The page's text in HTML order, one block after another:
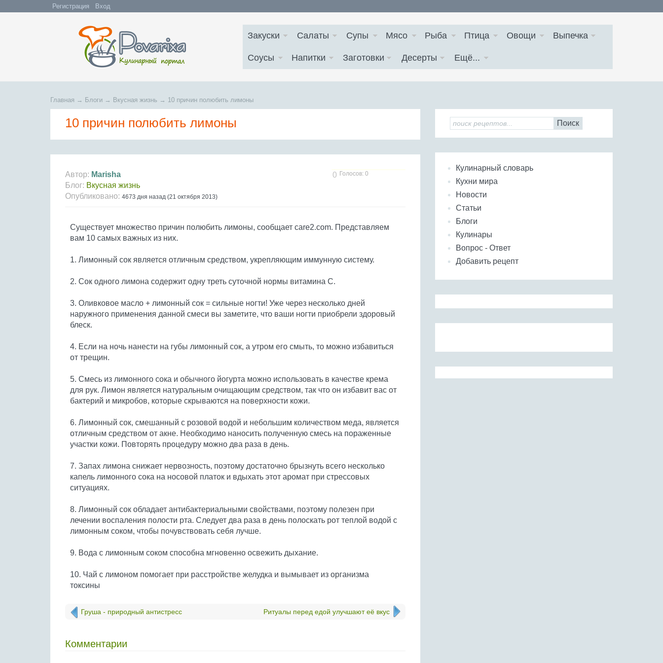
Регистрация Вход
Закуски Салаты Супы Мясо Рыба Птица Овощи Выпечка
Соусы Напитки Заготовки Десерты Ещё...
Главная → Блоги → Вкусная жизнь → 10 причин полюбить лимоны
10 причин полюбить лимоны
Автор: Marisha
Блог: Вкусная жизнь
Опубликовано: 4673 дня назад (21 октября 2013)
0 Голосов: 0
Существует множество причин полюбить лимоны, сообщает care2.com. Представляем
вам 10 самых важных из них.
1. Лимонный сок является отличным средством, укрепляющим иммунную систему.
2. Сок одного лимона содержит одну треть суточной нормы витамина С.
3. Оливковое масло + лимонный сок = сильные ногти! Уже через несколько дней
наружного применения данной смеси вы заметите, что ваши ногти приобрели здоровый
блеск.
4. Если на ночь нанести на губы лимонный сок, а утром его смыть, то можно избавиться
от трещин.
5. Смесь из лимонного сока и обычного йогурта можно использовать в качестве крема
для рук. Лимон является натуральным очищающим средством, так что он избавит вас от
бактерий и микробов, которые скрываются на поверхности кожи.
6. Лимонный сок, смешанный с розовой водой и небольшим количеством меда, является
отличным средством от акне. Необходимо наносить полученную смесь на пораженные
участки кожи. Повторять процедуру можно два раза в день.
7. Запах лимона снижает нервозность, поэтому достаточно брызнуть всего несколько
капель лимонного сока на носовой платок и вдыхать этот аромат при стрессовых
ситуациях.
8. Лимонный сок обладает антибактериальными свойствами, поэтому полезен при
лечении воспаления полости рта. Следует два раза в день полоскать рот теплой водой с
лимонным соком, чтобы почувствовать себя лучше.
9. Вода с лимонным соком способна мгновенно освежить дыхание.
10. Чай с лимоном помогает при расстройстве желудка и вымывает из организма
токсины
Груша - природный антистресс Ритуалы перед едой улучшают её вкус
Комментарии
Поиск
Кулинарный словарь
Кухни мира
Новости
Статьи
Блоги
Кулинары
Вопрос - Ответ
Добавить рецепт